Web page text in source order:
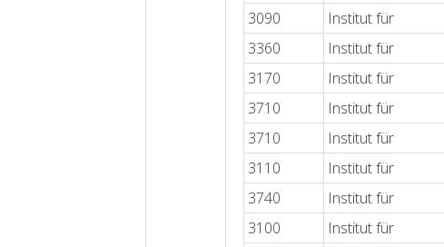
3090
Institut für
3360
Institut für
3170
Institut für
3710
Institut für
3710
Institut für
3110
Institut für
3740
Institut für
3100
Institut für